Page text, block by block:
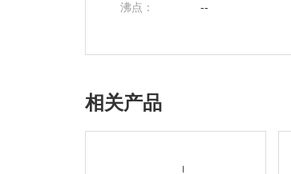
沸点： --
相关产品